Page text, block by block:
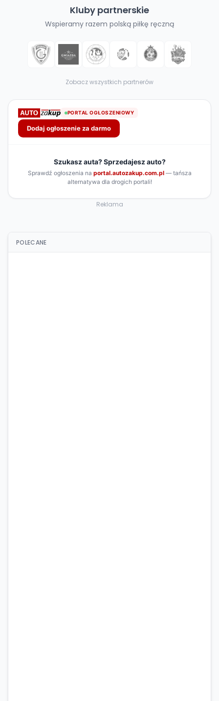
Kluby partnerskie
Wspieramy razem polską piłkę ręczną
Zobacz wszystkich partnerów
Reklama
POLECANE